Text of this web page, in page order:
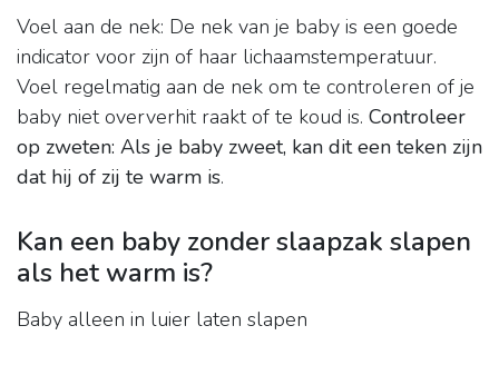
Voel aan de nek: De nek van je baby is een goede
indicator voor zijn of haar lichaamstemperatuur.
Voel regelmatig aan de nek om te controleren of je
baby niet oververhit raakt of te koud is. Controleer
op zweten: Als je baby zweet, kan dit een teken zijn
dat hij of zij te warm is.
Kan een baby zonder slaapzak slapen
als het warm is?
Baby alleen in luier laten slapen